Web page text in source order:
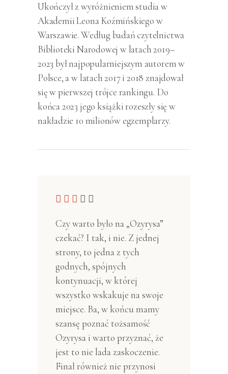
Ukończył z wyróżnieniem studia w
Akademii Leona Koźmińskiego w
Warszawie. Według badań czytelnictwa
Biblioteki Narodowej w latach 2019–
2023 był najpopularniejszym autorem w
Polsce, a w latach 2017 i 2018 znajdował
się w pierwszej trójce rankingu. Do
końca 2023 jego książki rozeszły się w
nakładzie 10 milionów egzemplarzy.
Czy warto było na „Ozyrysa”
czekać? I tak, i nie. Z jednej
strony, to jedna z tych
godnych, spójnych
kontynuacji, w której
wszystko wskakuje na swoje
miejsce. Ba, w końcu mamy
szansę poznać tożsamość
Ozyrysa i warto przyznać, że
jest to nie lada zaskoczenie.
Finał również nie przynosi